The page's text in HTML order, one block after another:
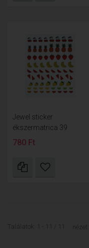
Jewel sticker
ékszermatrica 39
780 Ft
Találatok: 1 - 11 / 11 nézet: